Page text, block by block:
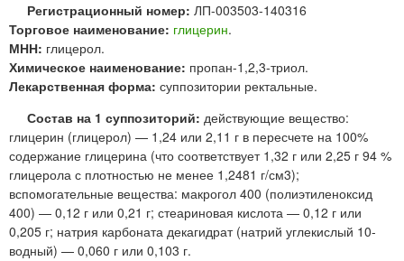
Регистрационный номер: ЛП-003503-140316
Торговое наименование: глицерин.
МНН: глицерол.
Химическое наименование: пропан-1,2,3-триол.
Лекарственная форма: суппозитории ректальные.
Состав на 1 суппозиторий: действующие вещество:
глицерин (глицерол) — 1,24 или 2,11 г в пересчете на 100%
содержание глицерина (что соответствует 1,32 г или 2,25 г 94 %
глицерола с плотностью не менее 1,2481 г/см3);
вспомогательные вещества: макрогол 400 (полиэтиленоксид
400) — 0,12 г или 0,21 г; стеариновая кислота — 0,12 г или
0,205 г; натрия карбоната декагидрат (натрий углекислый 10-
водный) — 0,060 г или 0,103 г.